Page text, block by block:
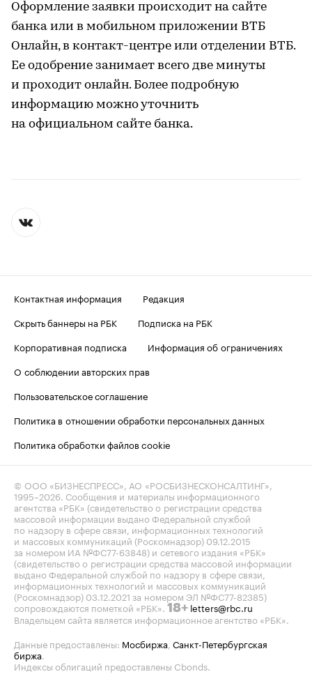
Оформление заявки происходит на сайте
банка или в мобильном приложении ВТБ
Онлайн, в контакт-центре или отделении ВТБ.
Ее одобрение занимает всего две минуты
и проходит онлайн. Более подробную
информацию можно уточнить
на официальном сайте банка.
Контактная информация
Редакция
Скрыть баннеры на РБК
Подписка на РБК
Корпоративная подписка
Информация об ограничениях
О соблюдении авторских прав
Пользовательское соглашение
Политика в отношении обработки персональных данных
Политика обработки файлов cookie
© ООО «БИЗНЕСПРЕСС», АО «РОСБИЗНЕСКОНСАЛТИНГ»,
1995–2026. Сообщения и материалы информационного
агентства «РБК» (свидетельство о регистрации средства
массовой информации выдано Федеральной службой
по надзору в сфере связи, информационных технологий
и массовых коммуникаций (Роскомнадзор) 09.12.2015
за номером ИА №ФС77-63848) и сетевого издания «РБК»
(свидетельство о регистрации средства массовой информации
выдано Федеральной службой по надзору в сфере связи,
информационных технологий и массовых коммуникаций
(Роскомнадзор) 03.12.2021 за номером ЭЛ №ФС77-82385)
сопровождаются пометкой «РБК». 18+ letters@rbc.ru
Владельцем сайта является информационное агентство «РБК».
Данные предоставлены: Мосбиржа, Санкт-Петербургская
биржа.
Индексы облигаций предоставлены Cbonds.